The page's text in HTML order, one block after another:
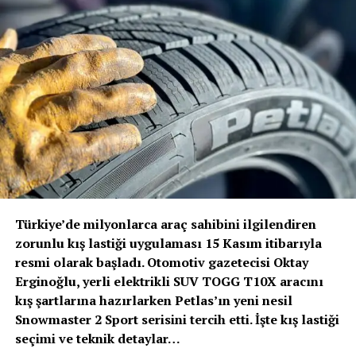
yeteneği sayesinde şehir içi trafik koşullarında
savunmasız yol kullanıcılarının korunmasına katkıda
bulunuyor.
Volvo Trucks Başkanı Roger Alm; “Volvo’nun verdiği
sözde durduğunu bir kez daha kanıtladık. Güvenlik her
zamanki gibi önceliğimiz olmuştur ve olmaya devam
edecektir. Ancak bu, artık duracağımız anlamına
gelmiyor. Sürücülerimizi ve tüm yol kullanıcılarını
korumak için güvenlik alanında öncü olmaya devam
Volvo Trucks, Euro NCAP’in ağır ticari araçlar için ilk
güvenlik değerlendirmesini 2024 yılında başlattığında 5
yıldız alan ilk kamyon üreticisi olmuştu. Euro NCAP’den
5 yıldız almak, kamyonların sürücü desteği ve çarpışma
önleme kriterlerini karşıladığını ve hatta aştığını, sürücü
ile diğer yol kullanıcıları için trafik güvenliğini
Türkiye’de milyonlarca araç sahibini ilgilendiren
zorunlu kış lastiği uygulaması 15 Kasım itibarıyla
resmi olarak başladı. Otomotiv gazetecisi Oktay
Erginoğlu, yerli elektrikli SUV TOGG T10X aracını
kış şartlarına hazırlarken Petlas’ın yeni nesil
Snowmaster 2 Sport serisini tercih etti. İşte kış lastiği
seçimi ve teknik detaylar…